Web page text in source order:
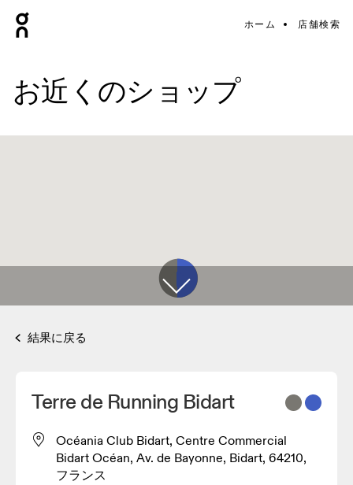
ホーム 店舗検索
お近くのショップ
結果に戻る
Terre de Running Bidart
Océania Club Bidart, Centre Commercial
Bidart Océan, Av. de Bayonne, Bidart, 64210,
フランス